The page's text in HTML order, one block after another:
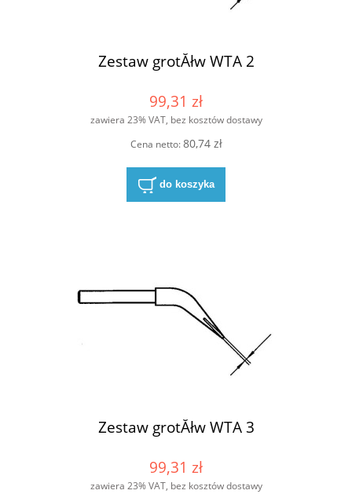
Zestaw grotĂłw WTA 2
99,31 zł
zawiera 23% VAT, bez kosztów dostawy
Cena netto:80,74 zł
do koszyka
Zestaw grotĂłw WTA 3
99,31 zł
zawiera 23% VAT, bez kosztów dostawy